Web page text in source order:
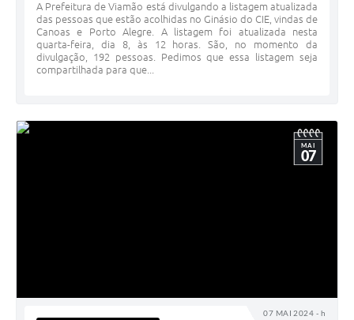
A Prefeitura de Viamão está divulgando a listagem atualizada
das pessoas que estão acolhidas no Ginásio do CIE, vindas de
Canoas e Porto Alegre. A listagem foi atualizada nesta
quarta-feira, dia 8, às 12 horas. São, no momento da
divulgação, 192 pessoas. Pedimos que essa listagem seja
compartilhada para que...
07 MAI 2024 - h
MAI
07